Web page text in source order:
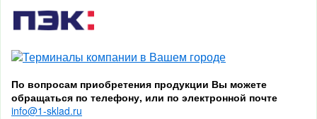
По вопросам приобретения продукции Вы можете
обращаться по телефону, или по электронной почте
info@1-sklad.ru